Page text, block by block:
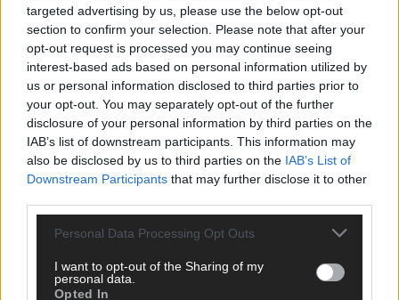
targeted advertising by us, please use the below opt-out
section to confirm your selection. Please note that after your
opt-out request is processed you may continue seeing
interest-based ads based on personal information utilized by
us or personal information disclosed to third parties prior to
your opt-out. You may separately opt-out of the further
disclosure of your personal information by third parties on the
IAB’s list of downstream participants. This information may
also be disclosed by us to third parties on the IAB’s List of
Downstream Participants that may further disclose it to other
Personal Data Processing Opt Outs
I want to opt-out of the Sharing of my
personal data.
Opted In